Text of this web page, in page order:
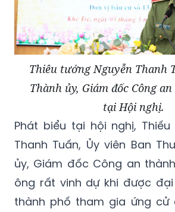
Thiêu tướng Nguyễn Thanh
Thành ủy, Giám đốc Công
tại Hội nghị.
Phát biểu tại hội nghị, Thiếu
Thanh Tuấn, Ủy viên Ban
ủy, Giám đốc Công an
ông rất vinh dự khi được
thành phố tham gia ứng cử